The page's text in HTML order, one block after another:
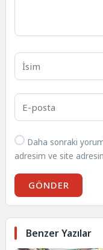
Daha sonraki
adresim ve site
GÖNDER
Benzer Yazılar